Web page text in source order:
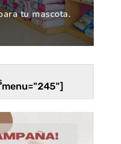
tu mascota.